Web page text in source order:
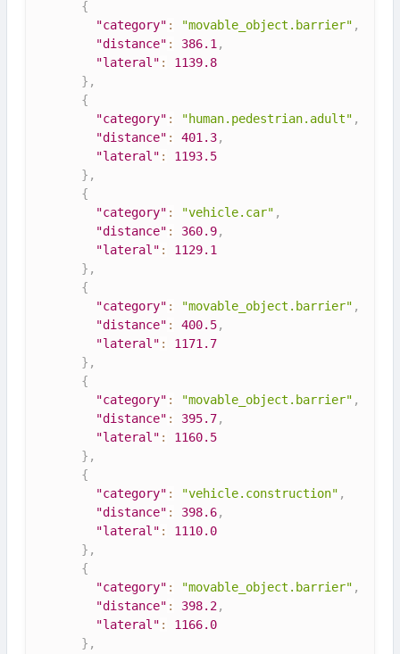
{
"category" : "movable_object.barrier" ,
"distance" : 386.1,
"lateral" :
1139.8
} ,
{
"category" : "human.pedestrian.adult" ,
"distance" : 401.3,
"lateral" :
1193.5
} ,
{
"category" : "vehicle.car" ,
"distance" : 360.9,
"lateral" :
1129.1
} ,
{
"category" : "movable_object.barrier" ,
"distance" : 400.5,
"lateral" :
1171.7
} ,
{
"category" : "movable_object.barrier" ,
"distance" : 395.7,
"lateral" :
1160.5
} ,
{
"category" : "vehicle.construction" ,
"distance" : 398.6,
"lateral" :
1110.0
} ,
{
"category" : "movable_object.barrier" ,
"distance" : 398.2,
"lateral" :
1166.0
} ,